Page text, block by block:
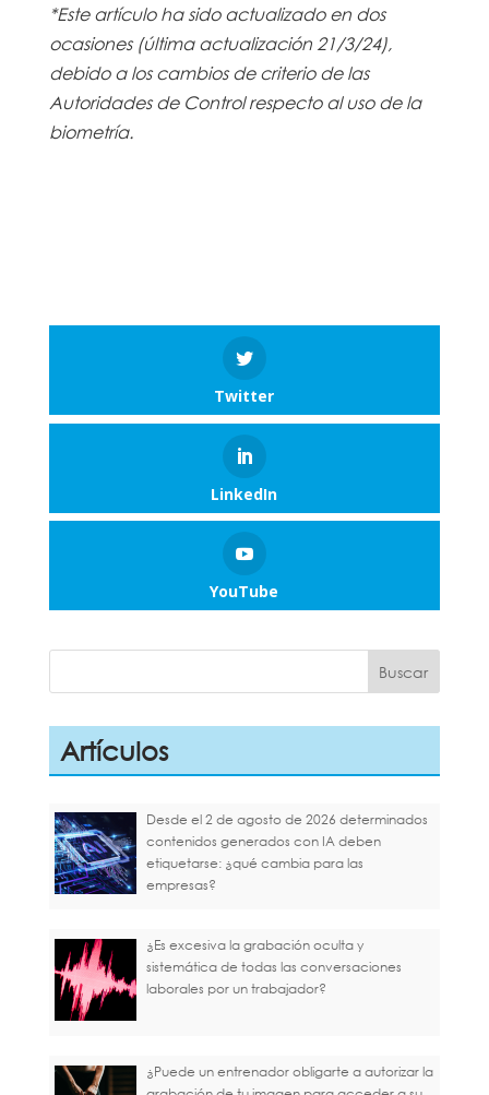
*Este artículo ha sido actualizado en dos
ocasiones (última actualización 21/3/24),
debido a los cambios de criterio de las
Autoridades de Control respecto al uso de la
biometría.
Twitter
LinkedIn
YouTube
Artículos
Desde el 2 de agosto de 2026 determinados
contenidos generados con IA deben
etiquetarse: ¿qué cambia para las
empresas?
¿Es excesiva la grabación oculta y
sistemática de todas las conversaciones
laborales por un trabajador?
¿Puede un entrenador obligarte a autorizar la